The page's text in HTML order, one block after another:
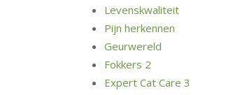
Levenskwaliteit
Pijn herkennen
Geurwereld
Fokkers 2
Expert Cat Care 3